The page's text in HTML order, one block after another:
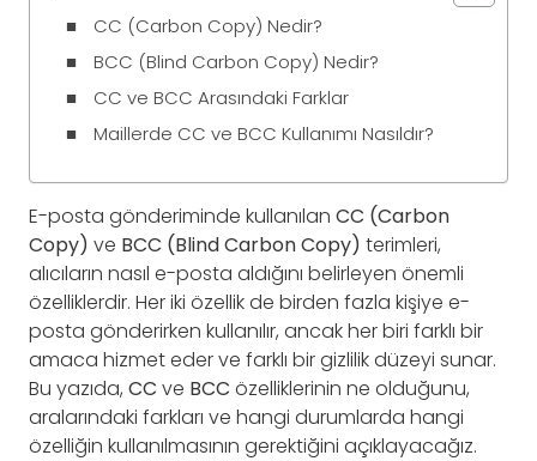
CC (Carbon Copy) Nedir?
BCC (Blind Carbon Copy) Nedir?
CC ve BCC Arasındaki Farklar
Maillerde CC ve BCC Kullanımı Nasıldır?
E-posta gönderiminde kullanılan CC (Carbon
Copy) ve BCC (Blind Carbon Copy) terimleri,
alıcıların nasıl e-posta aldığını belirleyen önemli
özelliklerdir. Her iki özellik de birden fazla kişiye e-
posta gönderirken kullanılır, ancak her biri farklı bir
amaca hizmet eder ve farklı bir gizlilik düzeyi sunar.
Bu yazıda, CC ve BCC özelliklerinin ne olduğunu,
aralarındaki farkları ve hangi durumlarda hangi
özelliğin kullanılmasının gerektiğini açıklayacağız.